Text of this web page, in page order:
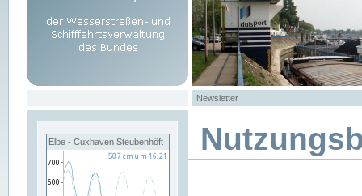
Newsletter
Elbe - Cuxhaven Steubenhöft